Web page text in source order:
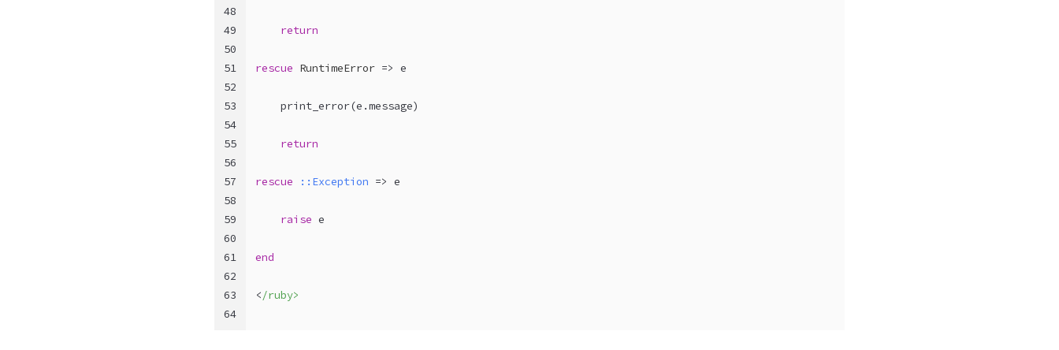
48
49
50
51
52
53
54
55
56
57
58
59
60
61
62
63
64
return
rescue RuntimeError => e
    print_error(e.message)
return
rescue : :Exception => e
raise e
end
</ruby>